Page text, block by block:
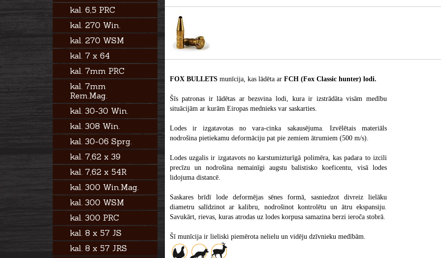
kal. 6,5 PRC
kal. 270 Win.
kal. 270 WSM
kal. 7 x 64
kal. 7mm PRC
kal. 7mm
Rem.Mag.
kal. 30-30 Win.
kal. 308 Win.
kal. 30-06 Sprg.
kal. 7,62 x 39
kal. 7,62 x 54R
kal. 300 Win.Mag.
kal. 300 WSM
kal. 300 PRC
kal. 8 x 57 JS
kal. 8 x 57 JRS
FOX BULLETS munīcija, kas lādēta ar FCH (Fox Classic hunter) lodi.
Šīs patronas ir lādētas ar bezsvina lodi, kura ir izstrādāta visām medību
situācijām ar kurām Eiropas mednieks var saskarties.
Lodes ir izgatavotas no vara-cinka sakausējuma. Izvēlētais materiāls
nodrošina pietiekamu deformāciju pat pie zemiem ātrumiem (500 m/s).
Lodes uzgalis ir izgatavots no karstumizturīgā polimēra, kas padara to izcili
precīzu un nodrošina nemainīgi augstu balistisko koeficentu, visā lodes
lidojuma distancē.
Saskares brīdī lode deformējas sēnes formā, sasniedzot divreiz lielāku
diametru salīdzinot ar kalibru, nodrošinot kontrolētu un ātru ekspansiju.
Savukārt, rievas, kuras atrodas uz lodes korpusa samazina berzi ieroča stobrā.
Šī munīcija ir lieliski piemērota nelielu un vidēju dzīvnieku medībām.